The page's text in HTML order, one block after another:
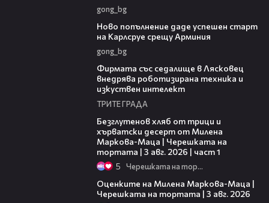
gong_bg
Ново попълнение даде успешен старт
на Карлсруе срещу Арминия
gong_bg
Фирмата със седалище в Лясковец
внедрява роботизирана техника и
изкуствен интелект
ТРИТЕ ГРАДА
Безглутенов хляб от трици и
хърватски десерт от Милена
Маркова-Маца | Черешката на
тортата | 3 авг. 2026 | част 1
5 Черешката на тортата
Оценките на Милена Маркова-Маца |
Черешката на тортата | 3 авг. 2026